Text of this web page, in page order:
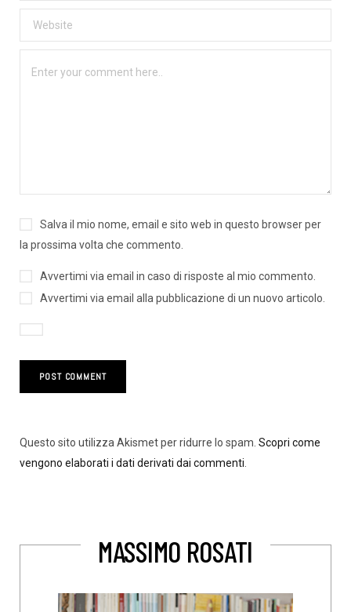
Salva il mio nome, email e sito web in questo browser per
la prossima volta che commento.
Avvertimi via email in caso di risposte al mio commento.
Avvertimi via email alla pubblicazione di un nuovo articolo.
Questo sito utilizza Akismet per ridurre lo spam. Scopri come
vengono elaborati i dati derivati dai commenti
MASSIMO ROSATI